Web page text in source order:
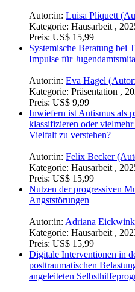
Autor:in: Luisa Pliquett
Kategorie: Hausarbeit ,
Preis: US$ 15,99
Systemische Beratung bei
Impulse für
Autor:in: Eva Hagel
Kategorie: Präsentation ,
Preis: US$ 9,99
Inwiefern ist Autismus als
klassifizieren oder
Vielfalt zu verstehen?
Autor:in: Felix Becker
Kategorie: Hausarbeit ,
Preis: US$ 15,99
Nutzen der progressiven
Angststörungen
Autor:in: Adriana
Kategorie: Hausarbeit ,
Preis: US$ 15,99
Digitale Interventionen in
posttraumatischen
angeleiteten